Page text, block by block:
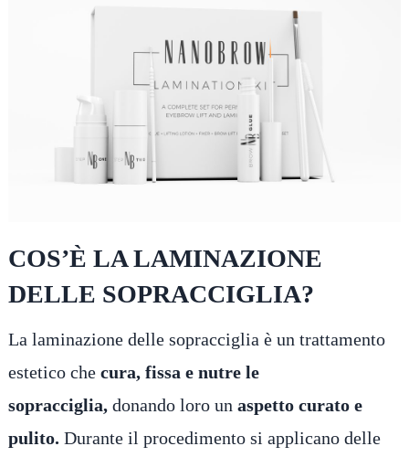
COS’È LA LAMINAZIONE
DELLE SOPRACCIGLIA?
La laminazione delle sopracciglia è un trattamento
estetico che cura, fissa e nutre le
sopracciglia, donando loro un aspetto curato e
pulito. Durante il procedimento si applicano delle